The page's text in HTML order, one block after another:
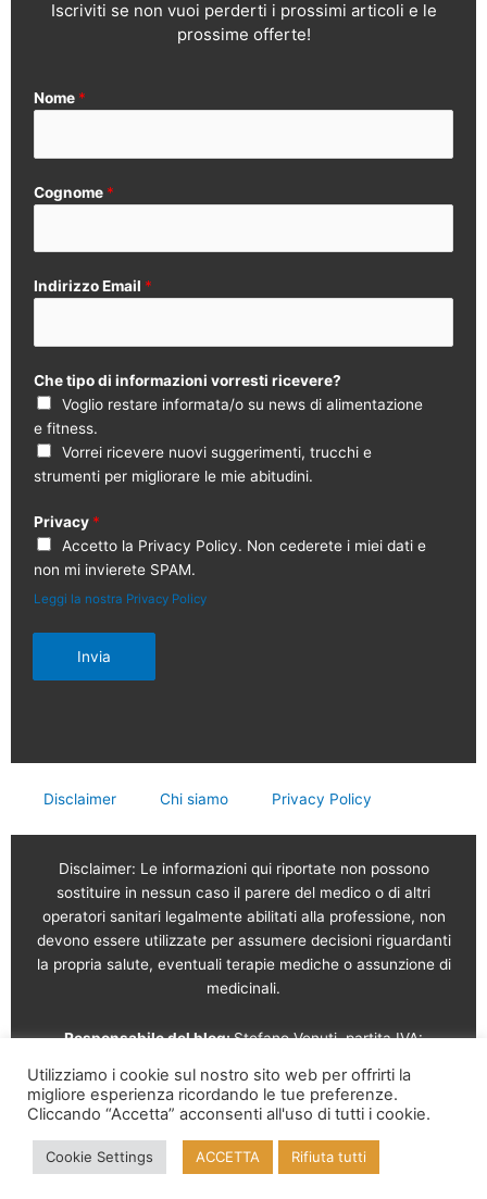
Iscriviti se non vuoi perderti i prossimi articoli e le
prossime offerte!
Nome *
Cognome *
Indirizzo Email *
Che tipo di informazioni vorresti ricevere?
Voglio restare informata/o su news di alimentazione
e fitness.
Vorrei ricevere nuovi suggerimenti, trucchi e
strumenti per migliorare le mie abitudini.
Privacy *
Accetto la Privacy Policy. Non cederete i miei dati e
non mi invierete SPAM.
Leggi la nostra Privacy Policy
Invia
Disclaimer Chi siamo Privacy Policy
Disclaimer: Le informazioni qui riportate non possono
sostituire in nessun caso il parere del medico o di altri
operatori sanitari legalmente abilitati alla professione, non
devono essere utilizzate per assumere decisioni riguardanti
la propria salute, eventuali terapie mediche o assunzione di
medicinali.
Responsabile del blog:Stefano Venuti, partita IVA:
Vendita online a cura di: Garam s.r.l.Via Serviliano
Lattuada, 16 – 20135 Milano – Tel. 02 56568491 – Part. IVA
09995210961 – REA MI-2126817
Utilizziamo i cookie sul nostro sito web per offrirti la
migliore esperienza ricordando le tue preferenze.
Cliccando “Accetta” acconsenti all'uso di tutti i cookie.
Cookie Settings ACCETTA Rifiuta tutti